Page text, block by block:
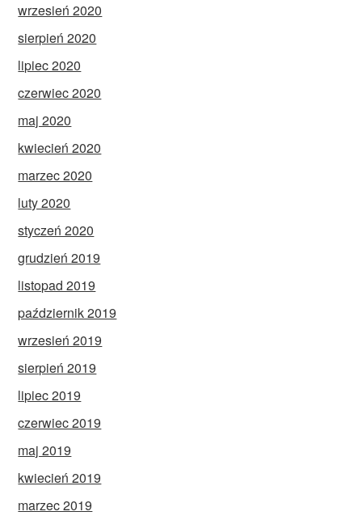
wrzesień 2020
sierpień 2020
lipiec 2020
czerwiec 2020
maj 2020
kwiecień 2020
marzec 2020
luty 2020
styczeń 2020
grudzień 2019
listopad 2019
październik 2019
wrzesień 2019
sierpień 2019
lipiec 2019
czerwiec 2019
maj 2019
kwiecień 2019
marzec 2019